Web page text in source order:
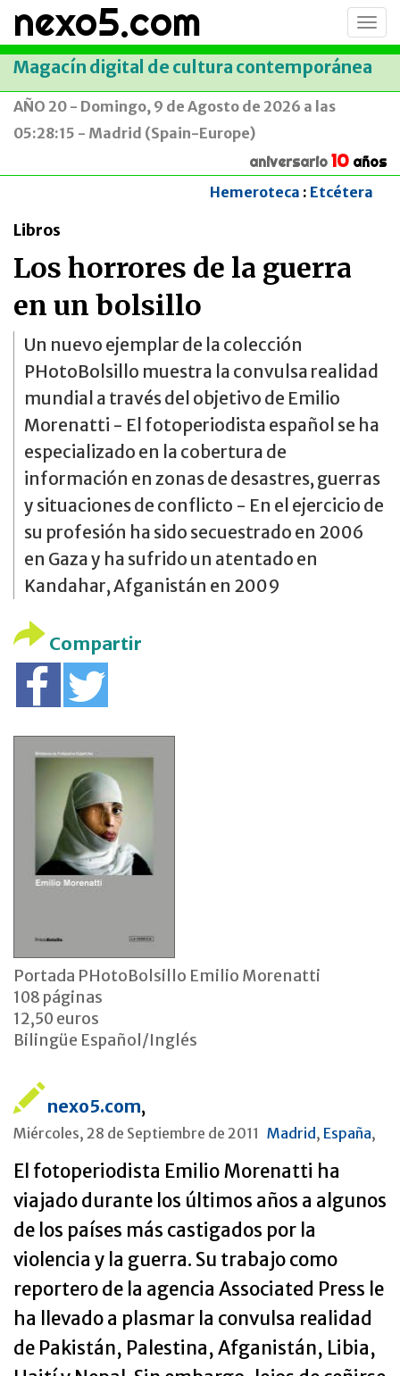
nexo5.com
Magacín digital de cultura contemporánea
AÑO 20 - Domingo, 9 de Agosto de 2026 a las
05:28:15 - Madrid (Spain-Europe)
aniversario 10 años
Hemeroteca : Etcétera
Libros
Los horrores de la guerra
en un bolsillo
Un nuevo ejemplar de la colección
PHotoBolsillo muestra la convulsa realidad
mundial a través del objetivo de Emilio
Morenatti - El fotoperiodista español se ha
especializado en la cobertura de
información en zonas de desastres, guerras
y situaciones de conflicto - En el ejercicio de
su profesión ha sido secuestrado en 2006
en Gaza y ha sufrido un atentado en
Kandahar, Afganistán en 2009
Compartir
Portada PHotoBolsillo Emilio Morenatti
108 páginas
12,50 euros
Bilingüe Español/Inglés
nexo5.com,
Miércoles, 28 de Septiembre de 2011 Madrid , España,
El fotoperiodista Emilio Morenatti ha
viajado durante los últimos años a algunos
de los países más castigados por la
violencia y la guerra. Su trabajo como
reportero de la agencia Associated Press le
ha llevado a plasmar la convulsa realidad
de Pakistán, Palestina, Afganistán, Libia,